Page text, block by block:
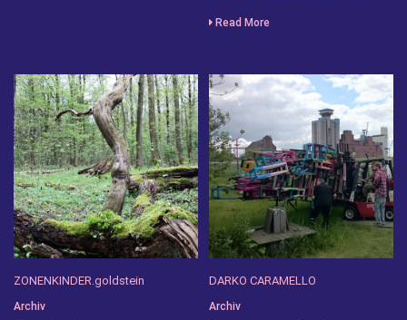
Read More
ZONENKINDER.goldstein
Archiv
DARKO CARAMELLO
Archiv